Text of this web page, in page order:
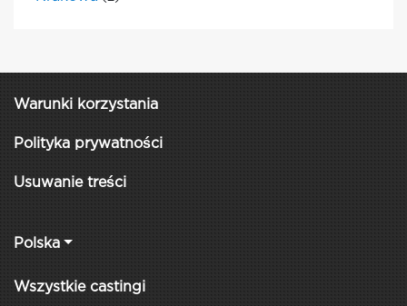
Warunki korzystania
Polityka prywatności
Usuwanie treści
Polska
Wszystkie castingi